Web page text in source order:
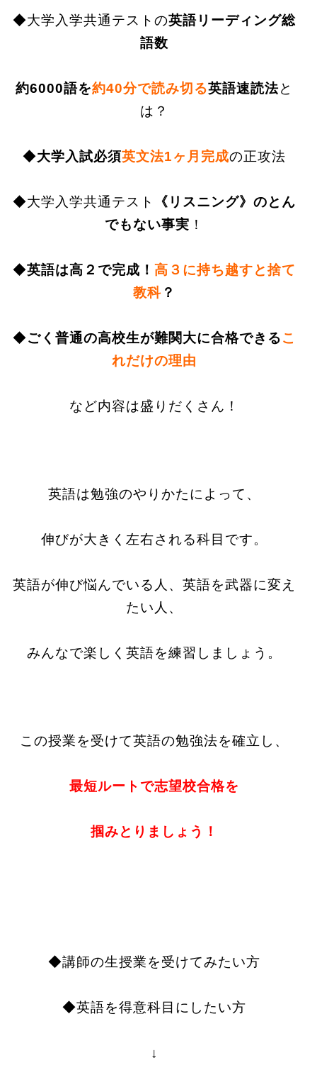
◆大学入学共通テストの英語リーディング総
語数
約6000語を約40分で読み切る英語速読法と
は？
◆大学入試必須英文法1ヶ月完成の正攻法
◆大学入学共通テスト
《リスニング》のとん
でもない事実 ！
◆英語は高２で完成！高３に持ち越すと捨て
教科 ？
◆ごく普通の高校生が難関大に合格できるこ
れだけの理由
など内容は盛りだくさん！
英語は勉強のやりかたによって、
伸びが大きく左右される科目です。
英語が伸び悩んでいる人、英語を武器に変え
たい人、
みんなで楽しく英語を練習しましょう。
この授業を受けて英語の勉強法を確立し、
最短ルートで志望校合格を
掴みとりましょう！
◆講師の生授業を受けてみたい方
◆英語を得意科目にしたい方
↓